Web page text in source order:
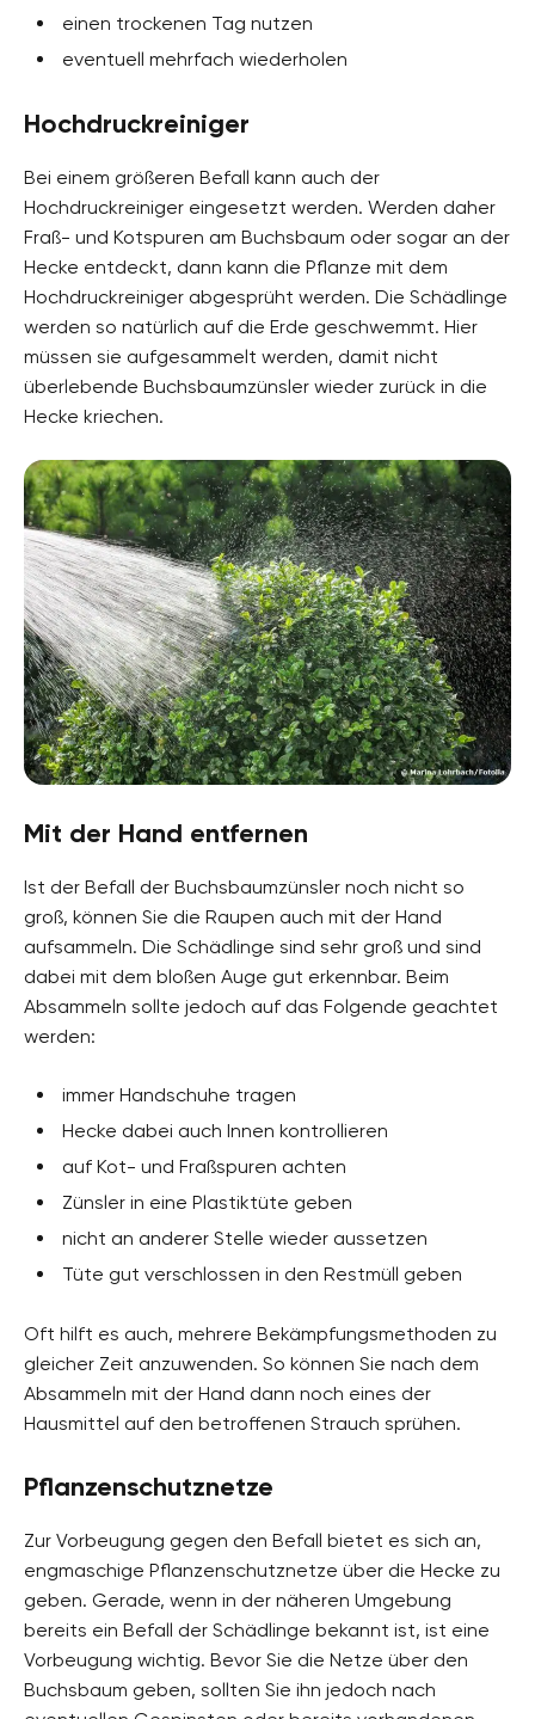
einen trockenen Tag nutzen
eventuell mehrfach wiederholen
Hochdruckreiniger
Bei einem größeren Befall kann auch der
Hochdruckreiniger eingesetzt werden. Werden daher
Fraß- und Kotspuren am Buchsbaum oder sogar an der
Hecke entdeckt, dann kann die Pflanze mit dem
Hochdruckreiniger abgesprüht werden. Die Schädlinge
werden so natürlich auf die Erde geschwemmt. Hier
müssen sie aufgesammelt werden, damit nicht
überlebende Buchsbaumzünsler wieder zurück in die
Hecke kriechen.
Mit der Hand entfernen
Ist der Befall der Buchsbaumzünsler noch nicht so
groß, können Sie die Raupen auch mit der Hand
aufsammeln. Die Schädlinge sind sehr groß und sind
dabei mit dem bloßen Auge gut erkennbar. Beim
Absammeln sollte jedoch auf das Folgende geachtet
werden:
immer Handschuhe tragen
Hecke dabei auch Innen kontrollieren
auf Kot- und Fraßspuren achten
Zünsler in eine Plastiktüte geben
nicht an anderer Stelle wieder aussetzen
Tüte gut verschlossen in den Restmüll geben
Oft hilft es auch, mehrere Bekämpfungsmethoden zu
gleicher Zeit anzuwenden. So können Sie nach dem
Absammeln mit der Hand dann noch eines der
Hausmittel auf den betroffenen Strauch sprühen.
Pflanzenschutznetze
Zur Vorbeugung gegen den Befall bietet es sich an,
engmaschige Pflanzenschutznetze über die Hecke zu
geben. Gerade, wenn in der näheren Umgebung
bereits ein Befall der Schädlinge bekannt ist, ist eine
Vorbeugung wichtig. Bevor Sie die Netze über den
Buchsbaum geben, sollten Sie ihn jedoch nach